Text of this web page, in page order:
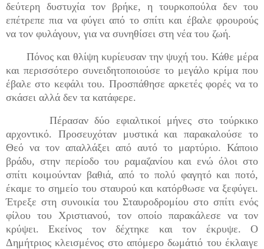
δεύτερη δυστυχία τον βρήκε, η τουρκοπούλα δεν του
επέτρεπε πια να φύγει από το σπίτι και έβαλε φρουρούς
να τον φυλάγουν, για να συνηθίσει στη νέα του ζωή.
Πόνος και θλίψη κυρίευσαν την ψυχή του. Κάθε μέρα
και περισσότερο συνειδητοποιούσε το μεγάλο κρίμα που
έβαλε στο κεφάλι του. Προσπάθησε αρκετές φορές να το
σκάσει αλλά δεν τα κατάφερε.
Πέρασαν δύο εφιαλτικοί μήνες στο τούρκικο
αρχοντικό. Προσευχόταν μυστικά και παρακαλούσε το
Θεό να τον απαλλάξει από αυτό το μαρτύριο. Κάποιο
βράδυ, στην περίοδο του ραμαζανίου και ενώ όλοι στο
σπίτι κοιμούνταν βαθιά, από το πολύ φαγητό και ποτό,
έκαμε το σημείο του σταυρού και κατόρθωσε να ξεφύγει.
Έτρεξε στη συνοικία του Σταυροδρομίου στο σπίτι ενός
φίλου του Χριστιανού, τον οποίο παρακάλεσε να τον
κρύψει. Εκείνος τον δέχτηκε και τον έκρυψε. Ο
Δημήτριος κλεισμένος στο απόμερο δωμάτιό του έκλαιγε